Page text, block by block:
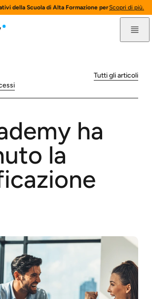
della Scuola di Alta Formazione per l'innovazione
Scopri di più.
Tutti gli articoli
ha
la